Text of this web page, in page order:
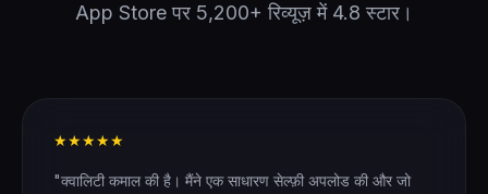
App Store पर 5,200+ रिव्यूज़ में 4.8 स्टार।
★★★★★
"क्वालिटी कमाल की है। मैंने एक साधारण सेल्फ़ी अपलोड की और जो